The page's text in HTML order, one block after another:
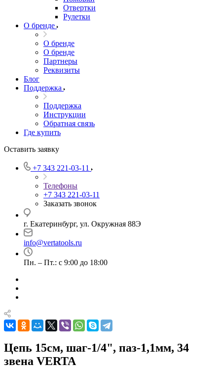
Отвертки
Рулетки
О бренде
О бренде
О бренде
Партнеры
Реквизиты
Блог
Поддержка
Поддержка
Инструкции
Обратная связь
Где купить
Оставить заявку
+7 343 221-03-11
Телефоны
+7 343 221-03-11
Заказать звонок
г. Екатеринбург, ул. Окружная 88Э
info@vertatools.ru
Пн. – Пт.: с 9:00 до 18:00
Цепь 15см, шаг-1/4", паз-1,1мм, 34
звена VERTA